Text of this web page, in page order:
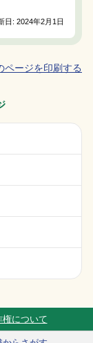
日:2024年2月1日
ページを印刷する
権について